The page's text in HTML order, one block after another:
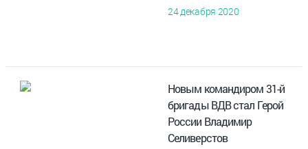
24 декабря 2020
Новым командиром 31-й
бригады ВДВ стал Герой
России Владимир
Селиверстов